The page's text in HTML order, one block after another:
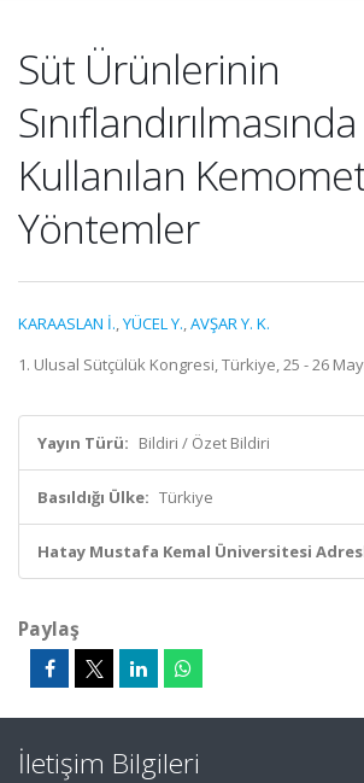
Süt Ürünlerinin
Sınıflandırılmasında
Kullanılan
Yöntemler
KARAASLAN İ.,YÜCEL Y.,AVŞAR Y. K.
1. Ulusal Sütçülük Kongresi, Türkiye, 25 - 26
Yayın Türü: Bildiri / Özet Bildiri
Basıldığı Ülke: Türkiye
Hatay Mustafa Kemal Üniversitesi
Paylaş
İletişim Bilgileri